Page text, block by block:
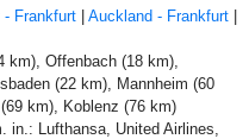
- Frankfurt | Auckland - Frankfurt |
km), Offenbach (18 km),
(22 km), Mannheim (60
km), Koblenz (76 km)
in.: Lufthansa, United Airlines,